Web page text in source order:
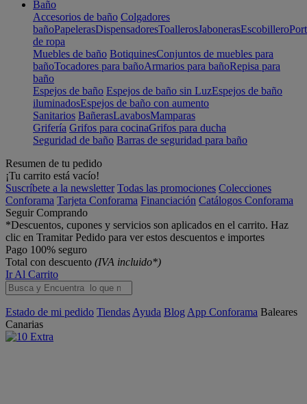
Baño
Accesorios de baño Colgadores
bañoPapelerasDispensadoresToallerosJabonerasEscobillero
de ropa
Muebles de baño BotiquinesConjuntos de muebles para
bañoTocadores para bañoArmarios para bañoRepisa para
baño
Espejos de baño Espejos de baño sin LuzEspejos de baño
iluminadosEspejos de baño con aumento
Sanitarios BañerasLavabosMamparas
Grifería Grifos para cocinaGrifos para ducha
Seguridad de baño Barras de seguridad para baño
Resumen de tu pedido
¡Tu carrito está vacío!
Suscríbete a la newsletter Todas las promociones Colecciones
Conforama Tarjeta Conforama Financiación Catálogos Conforama
Seguir Comprando
*Descuentos, cupones y servicios son aplicados en el carrito. Haz
clic en Tramitar Pedido para ver estos descuentos e importes
Pago 100% seguro
Total con descuento (IVA incluido*)
Ir Al Carrito
Estado de mi pedido Tiendas Ayuda Blog App Conforama Baleares
Canarias